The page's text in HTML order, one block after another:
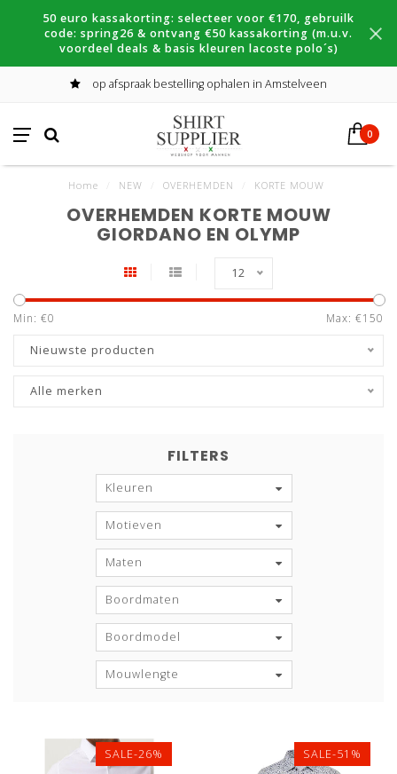
50 euro kassakorting: selecteer voor €170, gebruilk
code: spring26 & ontvang €50 kassakorting (m.u.v.
voordeel deals & basis kleuren lacoste polo´s)
op afspraak bestelling ophalen in Amstelveen
0
Home NEW OVERHEMDEN KORTE MOUW
OVERHEMDEN KORTE MOUW
GIORDANO EN OLYMP
12
Min: €0 Max: €150
Nieuwste producten
Alle merken
FILTERS
Kleuren
Motieven
Maten
Boordmaten
Boordmodel
Mouwlengte
SALE-26% SALE-51%